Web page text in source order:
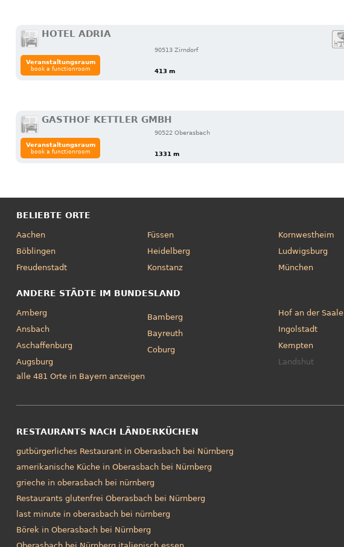
HOTEL ADRIA
90513 Zirndorf
413 m
Veranstaltungsraum
book a functionroom
GASTHOF KETTLER GMBH
90522 Oberasbach
1331 m
Veranstaltungsraum
book a functionroom
BELIEBTE ORTE
Aachen
Böblingen
Freudenstadt
Füssen
Heidelberg
Konstanz
Kornwestheim
Ludwigsburg
München
ANDERE STÄDTE IM BUNDESLAND
Amberg
Ansbach
Aschaffenburg
Augsburg
Bamberg
Bayreuth
Coburg
Hof an der Saale
Ingolstadt
Kempten
Landshut
alle 481 Orte in Bayern anzeigen
RESTAURANTS NACH LÄNDERKÜCHEN
gutbürgerliches Restaurant in Oberasbach bei Nürnberg
amerikanische Küche in Oberasbach bei Nürnberg
grieche in oberasbach bei nürnberg
Restaurants glutenfrei Oberasbach bei Nürnberg
last minute in oberasbach bei nürnberg
Börek in Oberasbach bei Nürnberg